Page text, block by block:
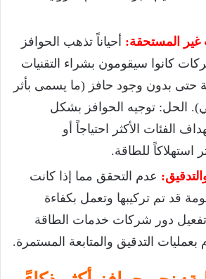
غير المستحقة: أحياناً تذهب الحوافز
كانوا سيقومون بشراء التقنيات
حتى بدون وجود حافز (ما يسمى بأثر
الحل: توجيه الحوافز بشكل
الفئات الأكثر احتياجاً أو
استهلاكاً للطاقة.
عدم التحقق مما إذا كانت
قد تم تركيبها وتعمل بكفاءة
تفعيل دور شركات خدمات الطاقة